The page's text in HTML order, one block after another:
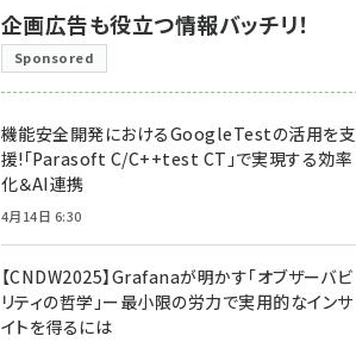
企画広告も役立つ情報バッチリ！
Sponsored
機能安全開発におけるGoogleTestの活用を支
援!「Parasoft C/C++test CT」で実現する効率
化＆AI連携
4月14日 6:30
【CNDW2025】Grafanaが明かす「オブザーバビ
リティの哲学」ー最小限の労力で実用的なインサ
イトを得るには